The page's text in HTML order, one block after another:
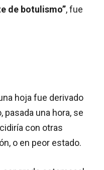
de botulismo”, fue
hoja fue derivado
pasada una hora, se
con otras
o en peor estado.